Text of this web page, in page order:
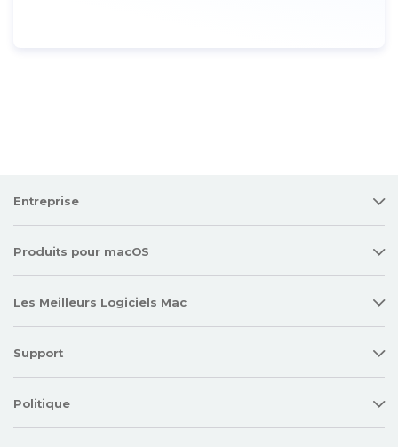
Entreprise
Produits pour macOS
Les Meilleurs Logiciels Mac
Support
Politique